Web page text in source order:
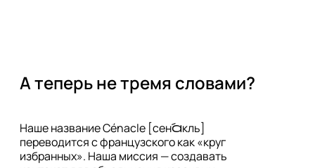
А теперь не тремя словами?
Наше название Cénacle [сена́кль]
переводится с французского как «круг
избранных». Наша миссия — создавать